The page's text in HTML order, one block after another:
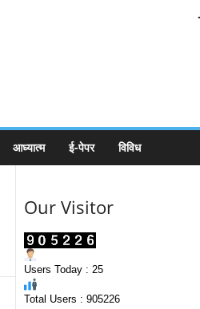
आध्यात्म ई-पेपर विविध
Our Visitor
Users Today : 25
Total Users : 905226